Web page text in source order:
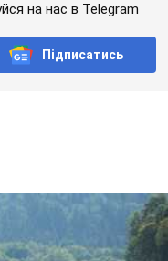
на нас в Telegram
Підписатись